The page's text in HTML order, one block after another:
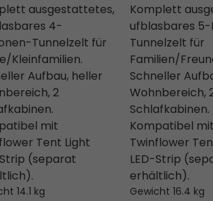
ausgestattetes,
4-
Tunnelzelt für
Kleinfamilien.
Aufbau, heller
2
mit
Tent Light
(separat
14.1 kg
Komplett
ufblasbares
Tunnelzelt für
Familien/
Schneller
Wohnbereich,
Schlafkabinen.
Kompatibel mit
Twinflower
LED-Strip
erhältlich).
Gewicht 16.4 kg